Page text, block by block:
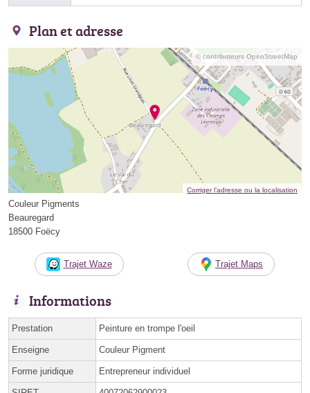
Plan et adresse
© contributeurs OpenStreetMap
Corriger l’adresse ou la localisation
Couleur Pigments
Beauregard
18500 Foëcy
Trajet Waze Trajet Maps
Informations
Prestation Peinture en trompe l'oeil
Enseigne Couleur Pigment
Forme juridique Entrepreneur individuel